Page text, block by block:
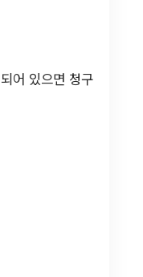
어 있으면 청구